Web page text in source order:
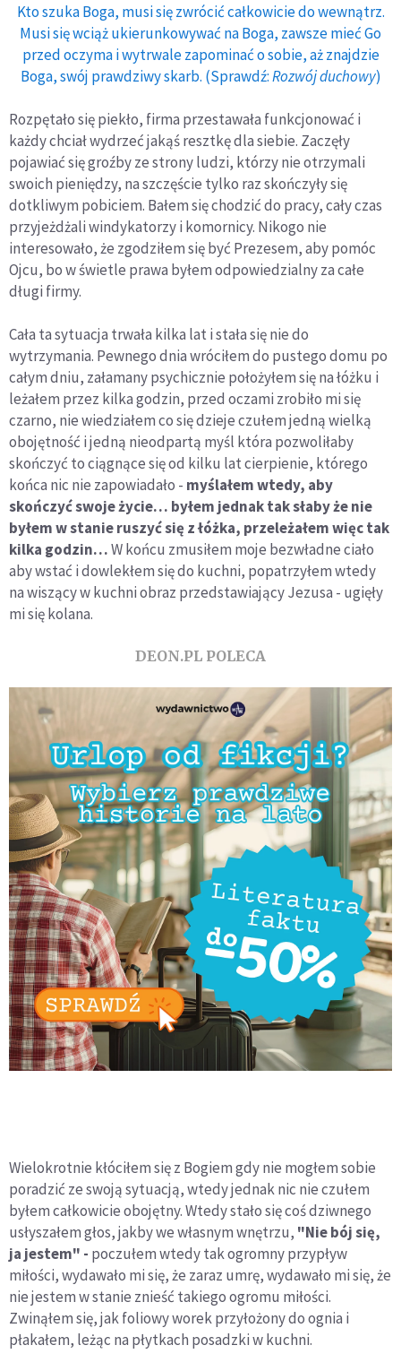
Kto szuka Boga, musi się zwrócić całkowicie do wewnątrz.
Musi się wciąż ukierunkowywać na Boga, zawsze mieć Go
przed oczyma i wytrwale zapominać o sobie, aż znajdzie
Boga, swój prawdziwy skarb. (Sprawdź:Rozwój duchowy)
Rozpętało się piekło, firma przestawała funkcjonować i
każdy chciał wydrzeć jakąś resztkę dla siebie. Zaczęły
pojawiać się groźby ze strony ludzi, którzy nie otrzymali
swoich pieniędzy, na szczęście tylko raz skończyły się
dotkliwym pobiciem. Bałem się chodzić do pracy, cały czas
przyjeżdżali windykatorzy i komornicy. Nikogo nie
interesowało, że zgodziłem się być Prezesem, aby pomóc
Ojcu, bo w świetle prawa byłem odpowiedzialny za całe
długi firmy.
Cała ta sytuacja trwała kilka lat i stała się nie do
wytrzymania. Pewnego dnia wróciłem do pustego domu po
całym dniu, załamany psychicznie położyłem się na łóżku i
leżałem przez kilka godzin, przed oczami zrobiło mi się
czarno, nie wiedziałem co się dzieje czułem jedną wielką
obojętność i jedną nieodpartą myśl która pozwoliłaby
skończyć to ciągnące się od kilku lat cierpienie, którego
końca nic nie zapowiadało - myślałem wtedy, aby
skończyć swoje życie… byłem jednak tak słaby że nie
byłem w stanie ruszyć się z łóżka, przeleżałem więc tak
kilka godzin…W końcu zmusiłem moje bezwładne ciało
aby wstać i dowlekłem się do kuchni, popatrzyłem wtedy
na wiszący w kuchni obraz przedstawiający Jezusa - ugięły
mi się kolana.
DEON.PL POLECA
Wielokrotnie kłóciłem się z Bogiem gdy nie mogłem sobie
poradzić ze swoją sytuacją, wtedy jednak nic nie czułem
byłem całkowicie obojętny. Wtedy stało się coś dziwnego
usłyszałem głos, jakby we własnym wnętrzu, "Nie bój się,
ja jestem" - poczułem wtedy tak ogromny przypływ
miłości, wydawało mi się, że zaraz umrę, wydawało mi się, że
nie jestem w stanie znieść takiego ogromu miłości.
Zwinąłem się, jak foliowy worek przyłożony do ognia i
płakałem, leżąc na płytkach posadzki w kuchni.